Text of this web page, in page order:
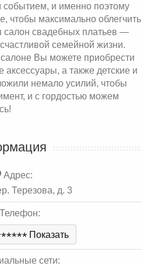
и именно поэтому
чтобы максимально облегчить
свадебных платьев —
семейной жизни.
Вы можете приобрести
а также детские и
немало усилий, чтобы
и с гордостью можем
Адрес:
Терезова, д. 3
***** Показать
сети: